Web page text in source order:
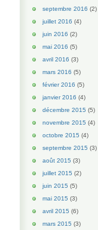
septembre 2016 (2)
juillet 2016 (4)
juin 2016 (2)
mai 2016 (5)
avril 2016 (3)
mars 2016 (5)
février 2016 (5)
janvier 2016 (4)
décembre 2015 (5)
novembre 2015 (4)
octobre 2015 (4)
septembre 2015 (3)
août 2015 (3)
juillet 2015 (2)
juin 2015 (5)
mai 2015 (3)
avril 2015 (6)
mars 2015 (3)